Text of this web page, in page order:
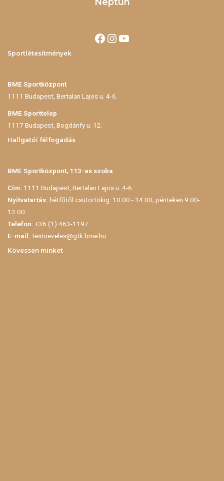
Sportlétesítmények
BME Sportközpont
1111 Budapest, Bertalan Lajos u. 4-6.
BME Sporttelep
1117 Budapest, Bogdánfy u. 12.
Hallgatói félfogadás
BME Sportközpont, 113-as szoba
Cím: 1111 Budapest, Bertalan Lajos u. 4-6.
Nyitvatartás: hétfőtől csütörtökig: 10.00 - 14.00; pénteken 9.00-
13.00
Telefon: +36 (1) 463-1197
E-mail: testneveles@gtk.bme.hu
Kövessen minket